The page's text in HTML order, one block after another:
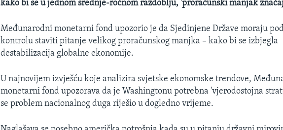
kako bi se u jednom srednje-ročnom razdoblju, 'proračunski manjak
Međunarodni monetarni fond upozorio je da Sjedinjene Države moraju
kontrolu staviti pitanje velikog proračunskog manjka – kako bi se izbjegla
destabilizacija globalne ekonomije.
U najnovijem izvješću koje analizira svjetske ekonomske trendove,
monetarni fond upozorava da je Washingtonu potrebna 'vjerodostojna
se problem nacionalnog duga riješio u dogledno vrijeme.